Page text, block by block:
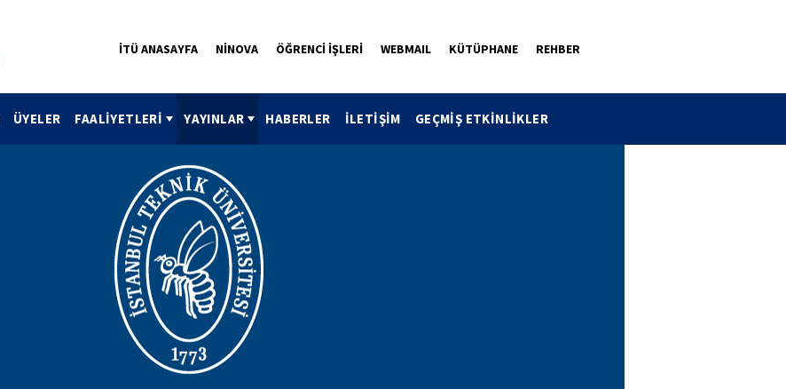
İTÜ ANASAYFA NİNOVA ÖĞRENCİ İŞLERİ WEBMAIL KÜTÜPHANE REHBER
ÜYELER FAALİYETLERİ YAYINLAR HABERLER İLETİŞİM GEÇMİŞ ETKİNLİKLER